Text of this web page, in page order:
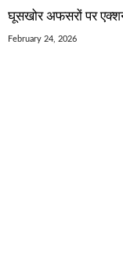
घूसखोर अफसरों पर
February 24, 2026